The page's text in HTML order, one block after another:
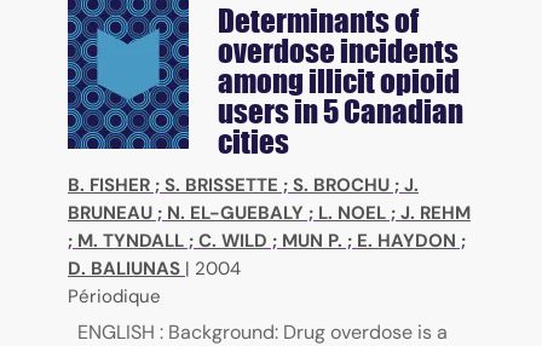
Determinants of
overdose incidents
among illicit opioid
users in 5 Canadian
cities
B. FISHER ; S. BRISSETTE ; S. BROCHU ; J.
BRUNEAU ; N. EL-GUEBALY ; L. NOEL ; J. REHM
; M. TYNDALL ; C. WILD ; MUN P. ; E. HAYDON ;
D. BALIUNAS | 2004
Périodique
ENGLISH : Background: Drug overdose is a